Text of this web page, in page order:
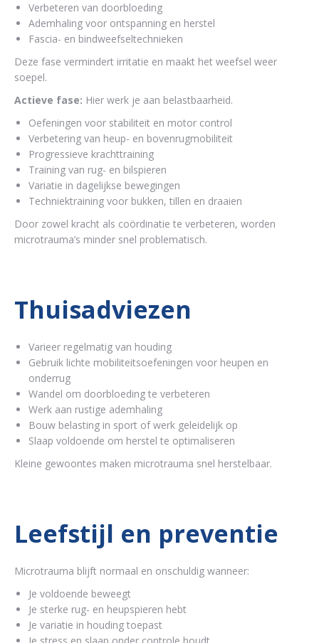
Verbeteren van doorbloeding
Ademhaling voor ontspanning en herstel
Fascia- en bindweefseltechnieken
Deze fase vermindert irritatie en maakt het weefsel weer
soepel.
Actieve fase: Hier werk je aan belastbaarheid.
Oefeningen voor stabiliteit en motor control
Verbetering van heup- en bovenrugmobiliteit
Progressieve krachttraining
Training van rug- en bilspieren
Variatie in dagelijkse bewegingen
Techniektraining voor bukken, tillen en draaien
Door zowel kracht als coördinatie te verbeteren, worden
microtrauma’s minder snel problematisch.
Thuisadviezen
Varieer regelmatig van houding
Gebruik lichte mobiliteitsoefeningen voor heupen en
onderrug
Wandel om doorbloeding te verbeteren
Werk aan rustige ademhaling
Bouw belasting in sport of werk geleidelijk op
Slaap voldoende om herstel te optimaliseren
Kleine gewoontes maken microtrauma snel herstelbaar.
Leefstijl en preventie
Microtrauma blijft normaal en onschuldig wanneer:
Je voldoende beweegt
Je sterke rug- en heupspieren hebt
Je variatie in houding toepast